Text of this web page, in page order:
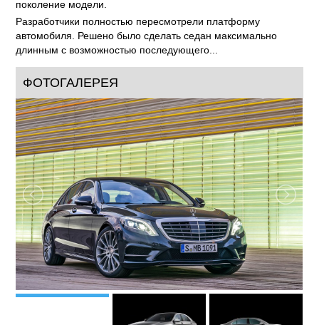
поколение модели.
Разработчики полностью пересмотрели платформу
автомобиля. Решено было сделать седан максимально
длинным с возможностью последующего...
ФОТОГАЛЕРЕЯ